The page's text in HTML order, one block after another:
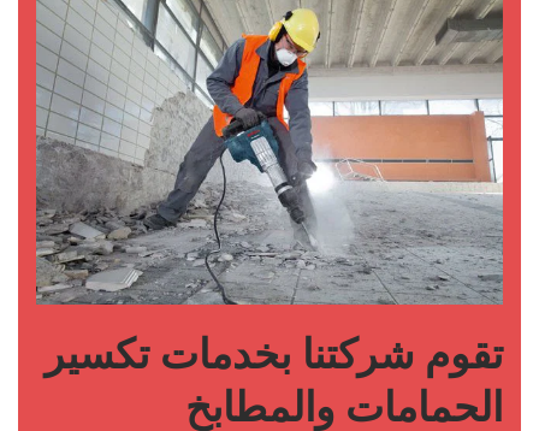
تقوم شركتنا بخدمات تكسير
الحمامات والمطابخ